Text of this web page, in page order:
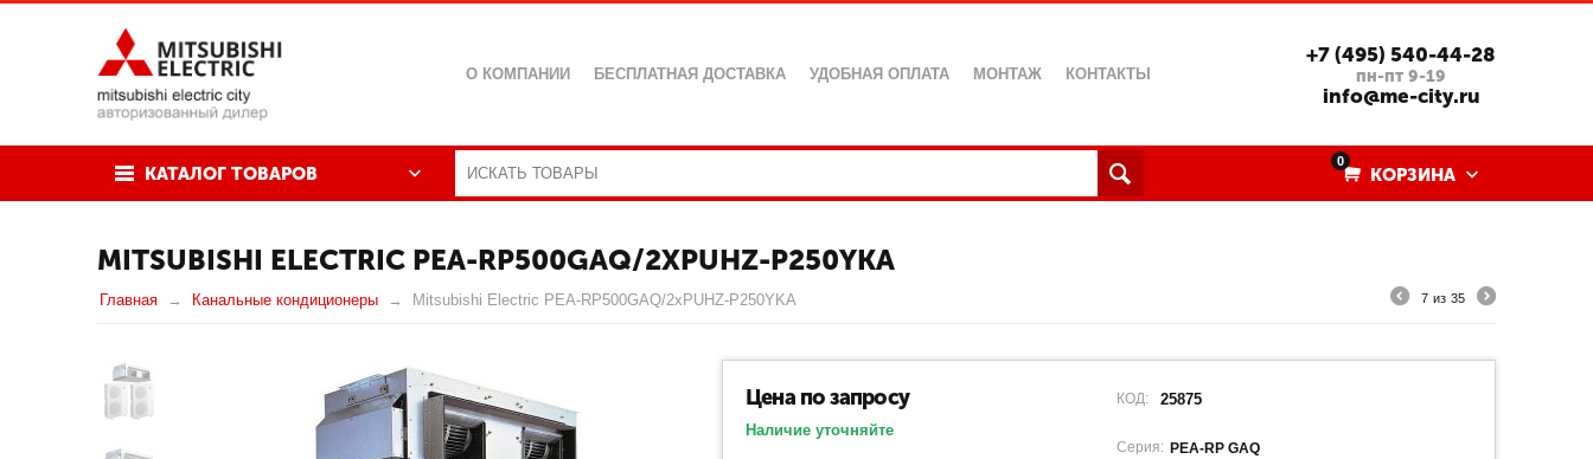
О КОМПАНИИ БЕСПЛАТНАЯ ДОСТАВКА УДОБНАЯ ОПЛАТА МОНТАЖ КОНТАКТЫ
+7 (495) 540-44-28
пн-пт 9-19
info@me-city.ru
КАТАЛОГ ТОВАРОВ
0
КОРЗИНА
MITSUBISHI ELECTRIC PEA-RP500GAQ/2XPUHZ-P250YKA
Главная Канальные кондиционеры Mitsubishi Electric PEA-RP500GAQ/2xPUHZ-P250YKA 7 из 35
Цена по запросу
Наличие уточняйте
КОД: 25875
Серия: PEA-RP GAQ